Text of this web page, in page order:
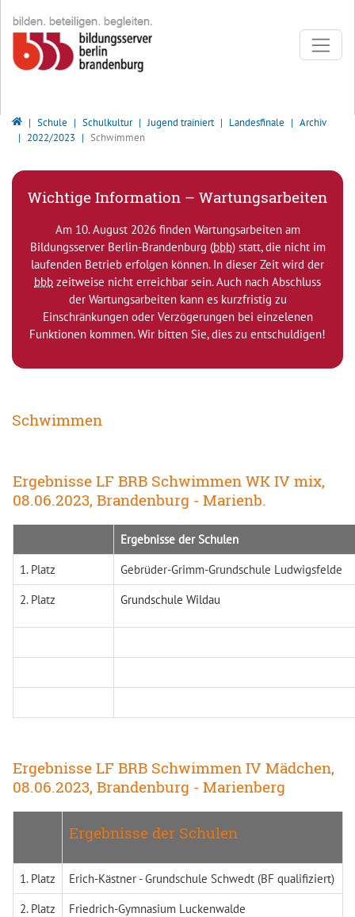
Bildungsserver Berlin - Brandenburg
Schule Schulkultur Jugend trainiert Landesfinale
Archiv
2022/2023
Schwimmen
Wichtige Information – Wartungsarbeiten
Am 10. August 2026 finden Wartungsarbeiten am
Bildungsserver Berlin-Brandenburg (bbb) statt, die nicht im
laufenden Betrieb erfolgen können. In dieser Zeit wird der
bbb zeitweise nicht erreichbar sein. Auch nach Abschluss
der Wartungsarbeiten kann es kurzfristig zu
Einschränkungen oder Verzögerungen bei einzelenen
Funktionen kommen. Wir bitten Sie, dies zu entschuldigen!
Schwimmen
Ergebnisse LF BRB Schwimmen WK IV mix,
08.06.2023, Brandenburg - Marienb.
Ergebnisse der Schulen
1. Platz
Gebrüder-Grimm-Grundschule Ludwigsfelde
2. Platz
Grundschule Wildau
Ergebnisse LF BRB Schwimmen IV Mädchen,
08.06.2023, Brandenburg - Marienberg
Ergebnisse der Schulen
1. Platz
Erich-Kästner - Grundschule Schwedt (BF qualifiziert)
2. Platz
Friedrich-Gymnasium Luckenwalde